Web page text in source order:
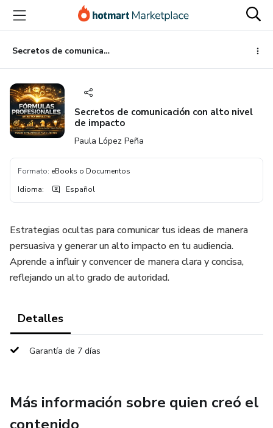
principal
página
de
página
Secretos de comunicación con alto nivel de impacto
Secretos de comunicación con alto nivel
de impacto
Paula López Peña
Formato: eBooks o Documentos
Idioma: Español
Estrategias ocultas para comunicar tus ideas de manera
persuasiva y generar un alto impacto en tu audiencia.
Aprende a influir y convencer de manera clara y concisa,
reflejando un alto grado de autoridad.
Detalles
Garantía de 7 días
Más información sobre quien creó el